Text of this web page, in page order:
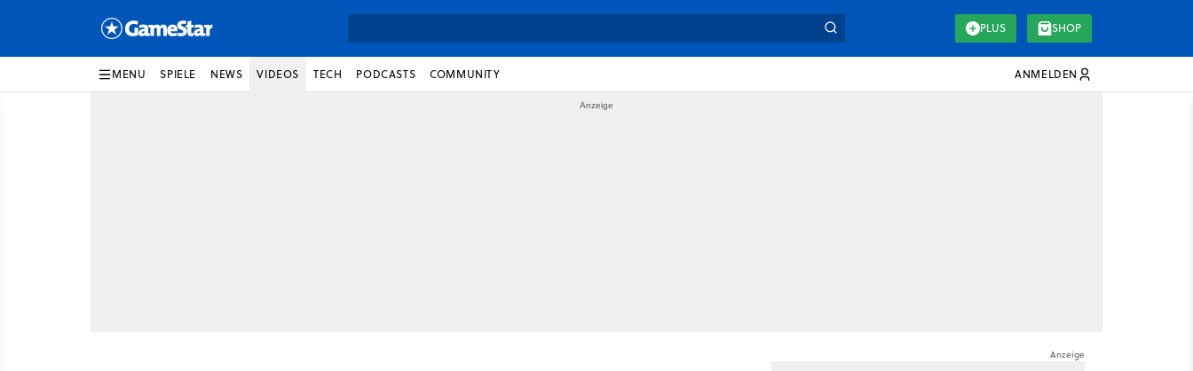
PLUS SHOP
MENU SPIELE NEWS VIDEOS TECH PODCASTS COMMUNITY ANMELDEN